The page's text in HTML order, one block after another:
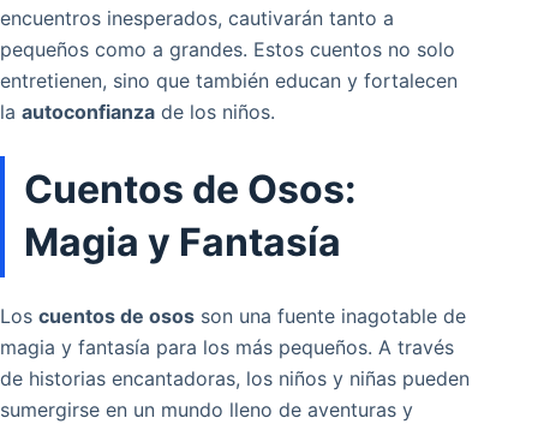
encuentros inesperados, cautivarán tanto a
pequeños como a grandes. Estos cuentos no solo
entretienen, sino que también educan y fortalecen
la autoconfianza de los niños.
Cuentos de Osos:
Magia y Fantasía
Los cuentos de osos son una fuente inagotable de
magia y fantasía para los más pequeños. A través
de historias encantadoras, los niños y niñas pueden
sumergirse en un mundo lleno de aventuras y